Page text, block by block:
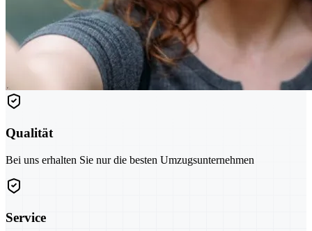
Qualität
Bei uns erhalten Sie nur die besten Umzugsunternehmen
Service